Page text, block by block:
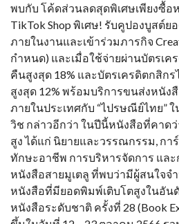
พบกับ โค้ดส่วนลดสุดพิเศษเพียงซื้
TikTok Shop พิเศษ! รับคูปองบูสต์ย
ภายในงานและเข้าร่วมภารกิจ
กำหนด) และเมื่อใช้จ่ายผ่านบัตรเคร
คืนสูงสุด 18% และบัตรเครดิตกสิกร
สูงสุด 12% พร้อมบริการขนส่งหนัง
ภายในประเทศกับ “ไปรษณีย์ไทย”
วิช กล่าวอีกว่า ในปีนี้หนังสือที่คาด
สูง ได้แก่ นิยายและวรรณกรรม, กา
ทักษะอาชีพ การบริหารจัดการ แล
หนังสือสายมูเตลู ที่พบว่ามีผู้สนใจจ
หนังสือที่มียอดพิมพ์เติบโตสูงในอัน
หนังสือระดับชาติ ครั้งที่ 28 (Book